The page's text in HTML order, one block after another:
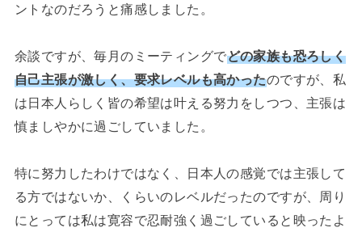
ントなのだろうと痛感しました。
余談ですが、毎月のミーティングでどの家族も恐ろしく
自己主張が激しく、要求レベルも高かったのですが、私
は日本人らしく皆の希望は叶える努力をしつつ、主張は
慎ましやかに過ごしていました。
特に努力したわけではなく、日本人の感覚では主張して
る方ではないか、くらいのレベルだったのですが、周り
にとっては私は寛容で忍耐強く過ごしていると映ったよ